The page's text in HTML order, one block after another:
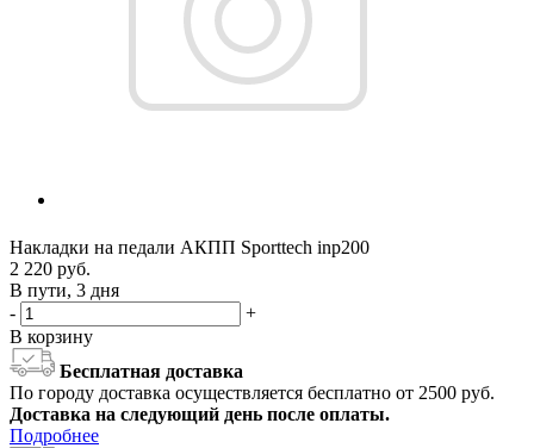
Накладки на педали АКПП Sporttech inp200
2 220 руб.
В пути, 3 дня
-
+
В корзину
Бесплатная доставка
По городу доставка осуществляется бесплатно от 2500 руб.
Доставка на следующий день после оплаты.
Подробнее